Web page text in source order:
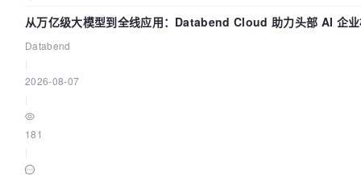
从万亿级大模型到全线应用：Databend Cloud 助力头部 AI 企
Databend
2026-08-07
181